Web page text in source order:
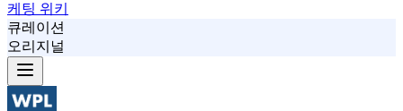
케팅 위키
큐레이션
오리지널